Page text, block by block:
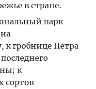
в стране.
парк
к гробнице Петра
к
сортов